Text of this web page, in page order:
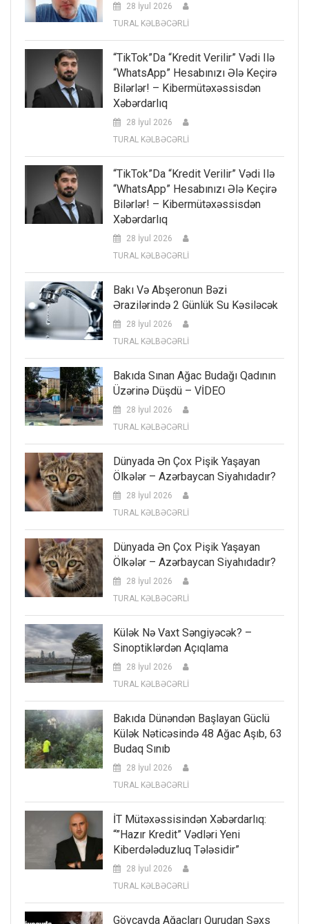
28 İyul 2026
TURAL KƏLBƏCƏRLİ
“TikTok”da “kredit Verilir” Vədi Ilə
“WhatsApp” Hesabınızı Ələ Keçirə
Bilərlər! – Kibermütəxəssisdən
Xəbərdarlıq
28 İyul 2026
TURAL KƏLBƏCƏRLİ
“TikTok”da “kredit Verilir” Vədi Ilə
“WhatsApp” Hesabınızı Ələ Keçirə
Bilərlər! – Kibermütəxəssisdən
Xəbərdarlıq
28 İyul 2026
TURAL KƏLBƏCƏRLİ
Bakı Və Abşeronun Bəzi
Ərazilərində 2 Günlük Su Kəsiləcək
28 İyul 2026
TURAL KƏLBƏCƏRLİ
Bakıda Sınan Ağac Budağı Qadının
Üzərinə Düşdü – VİDEO
28 İyul 2026
TURAL KƏLBƏCƏRLİ
Dünyada Ən Çox Pişik Yaşayan
Ölkələr – Azərbaycan Siyahıdadır?
28 İyul 2026
TURAL KƏLBƏCƏRLİ
Dünyada Ən Çox Pişik Yaşayan
Ölkələr – Azərbaycan Siyahıdadır?
28 İyul 2026
TURAL KƏLBƏCƏRLİ
Külək Nə Vaxt Səngiyəcək? –
Sinoptiklərdən Açıqlama
28 İyul 2026
TURAL KƏLBƏCƏRLİ
Bakıda Dünəndən Başlayan Güclü
Külək Nəticəsində 48 Ağac Aşıb, 63
Budaq Sınıb
28 İyul 2026
TURAL KƏLBƏCƏRLİ
İT Mütəxəssisindən Xəbərdarlıq:
“”Hazır Kredit” Vədləri Yeni
Kiberdələduzluq Tələsidir”
28 İyul 2026
TURAL KƏLBƏCƏRLİ
Göyçayda Ağacları Qurudan Şəxs